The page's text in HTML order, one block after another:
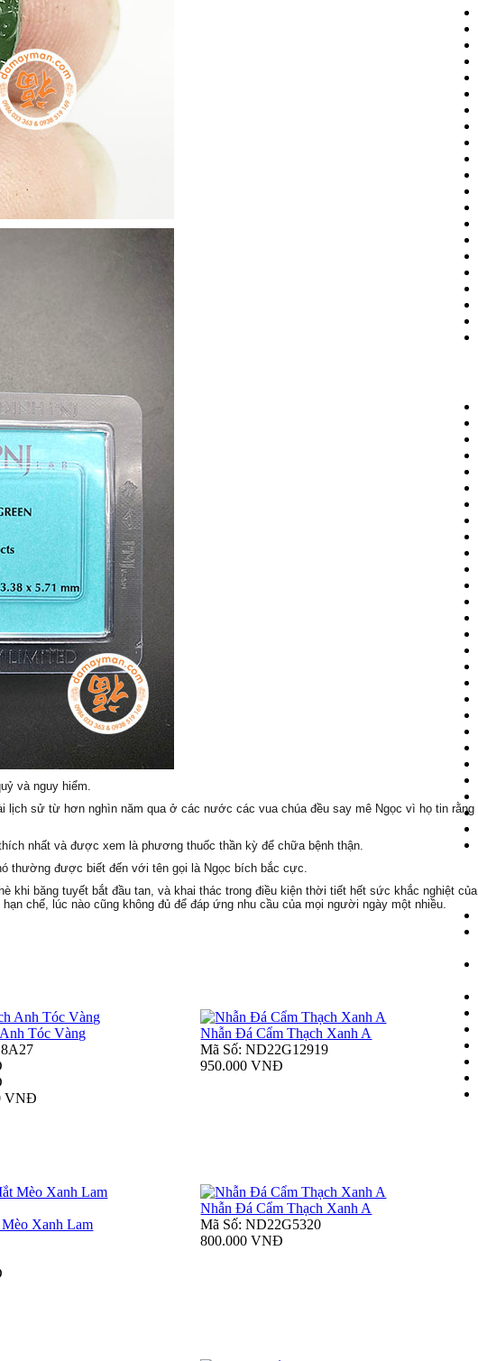
và nguy hiểm.
lịch sử từ hơn nghìn năm qua ở các nước các vua chúa đều say mê Ngọc vì họ tin rằng
nhất và được xem là phương thuốc thần kỳ để chữa bệnh thận.
thường được biết đến với tên gọi là Ngọc bích bắc cực.
khi băng tuyết bắt đầu tan, và khai thác trong điều kiện thời tiết hết sức khắc nghiệt của
chế, lúc nào cũng không đủ để đáp ứng nhu cầu của mọi người ngày một nhiều.
Tóc Vàng
VNĐ
Nhẫn Đá Cẩm Thạch Xanh A
Mã Số: ND22G12919
950.000 VNĐ
Xanh Lam
Nhẫn Đá Cẩm Thạch Xanh A
Mã Số: ND22G5320
800.000 VNĐ